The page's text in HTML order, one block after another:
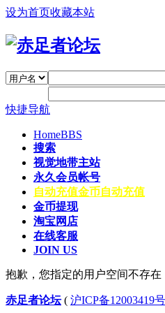
设为首页收藏本站
快捷导航
HomeBBS
搜索
视觉地带主站
永久会员帐号
自动充值金币自动充值
金币提现
淘宝网店
在线客服
JOIN US
抱歉，您指定的用户空间不存在
赤足者论坛( 沪ICP备12003419